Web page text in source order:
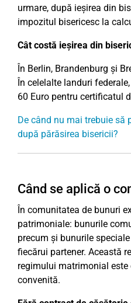
urmare, după ieșirea din
impozitul bisericesc la
Cât costă ieșirea din
În Berlin, Brandenburg și
În celelalte landuri
60 Euro pentru certificatul
De când nu mai trebuie
după părăsirea bisericii?
Când se aplică o
În comunitatea de bunuri
patrimoniale: bunurile
precum și bunurile
fiecărui partener. Această
regimului matrimonial
convenită.